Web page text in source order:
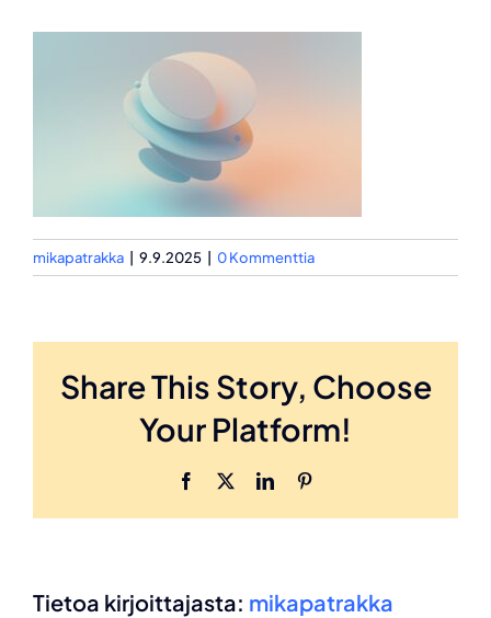
mikapatrakka 9.9.2025 0 Kommenttia
Share This Story, Choose
Your Platform!
Facebook LinkedIn
Tietoa kirjoittajasta: mikapatrakka